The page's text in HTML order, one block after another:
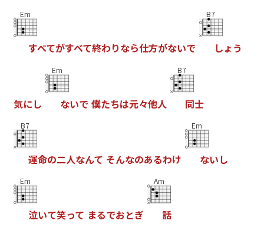
Em
すべてがすべて終わりなら仕方がないで
B7
しょ う
気にし
Em
ないで 僕たちは元々他人
B7
同士
B7
運命の二人なんて そんなのあるわけ
Em
ないし
Em
泣いて笑って まるでおとぎ
Am
話